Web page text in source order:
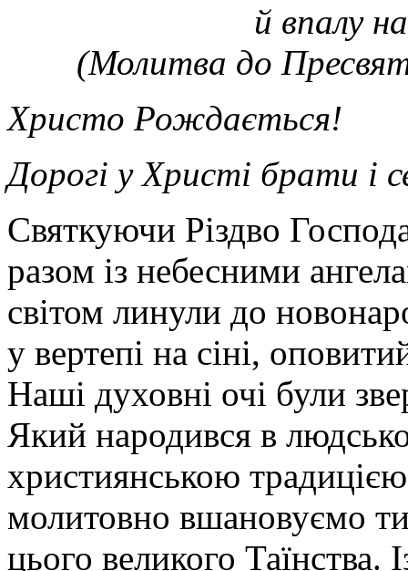
й впалу
(Молитва до
Христо Рождається!
Дорогі у Христі брати і
Cвяткуючи Різдво
разом із небесними
світом линули до
у вертепі на сіні,
Наші духовні очі були
Який народився в
християнською
молитовно вшановуємо
цього великого Таїнства.